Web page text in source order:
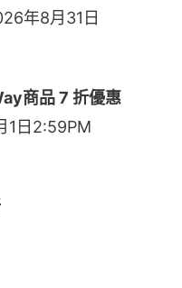
年8月31日
商品 7 折優惠
1日2:59PM